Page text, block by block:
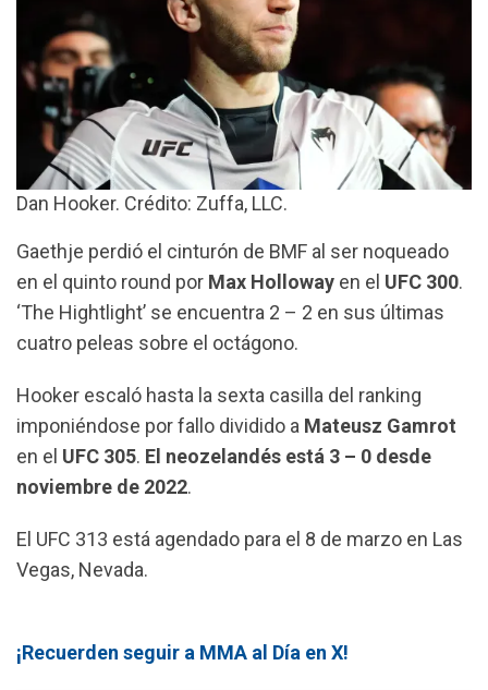
Dan Hooker. Crédito: Zuffa, LLC.
Gaethje perdió el cinturón de BMF al ser noqueado
en el quinto round por Max Holloway en el UFC 300.
‘The Hightlight’ se encuentra 2 – 2 en sus últimas
cuatro peleas sobre el octágono.
Hooker escaló hasta la sexta casilla del ranking
imponiéndose por fallo dividido a Mateusz Gamrot
en el UFC 305. El neozelandés está 3 – 0 desde
noviembre de 2022.
El UFC 313 está agendado para el 8 de marzo en Las
Vegas, Nevada.
¡Recuerden seguir a MMA al Día en X!